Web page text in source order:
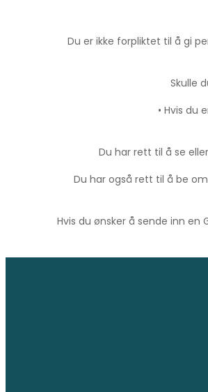
Du er ikke forpliktet til å gi
Skulle
• Hvis du
Du har rett til å se
Du har også rett til å be
Hvis du ønsker å sende inn en